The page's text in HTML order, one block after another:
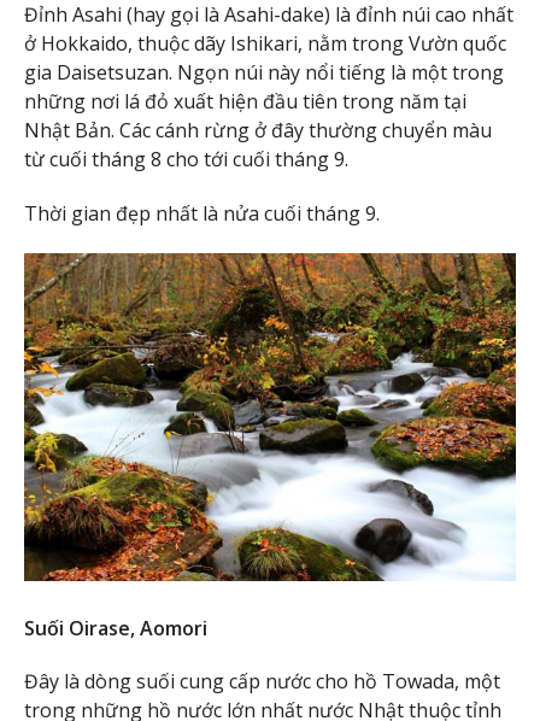
Đỉnh Asahi (hay gọi là Asahi-dake) là đỉnh núi cao nhất
ở Hokkaido, thuộc dãy Ishikari, nằm trong Vườn quốc
gia Daisetsuzan. Ngọn núi này nổi tiếng là một trong
những nơi lá đỏ xuất hiện đầu tiên trong năm tại
Nhật Bản. Các cánh rừng ở đây thường chuyển màu
từ cuối tháng 8 cho tới cuối tháng 9.
Thời gian đẹp nhất là nửa cuối tháng 9.
Suối Oirase, Aomori
Đây là dòng suối cung cấp nước cho hồ Towada, một
trong những hồ nước lớn nhất nước Nhật thuộc tỉnh